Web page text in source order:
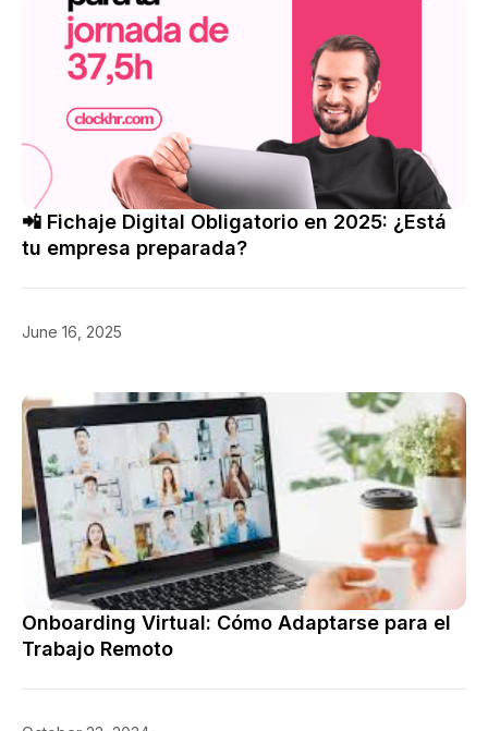
📲 Fichaje Digital Obligatorio en 2025: ¿Está
tu empresa preparada?
June 16, 2025
Onboarding Virtual: Cómo Adaptarse para el
Trabajo Remoto